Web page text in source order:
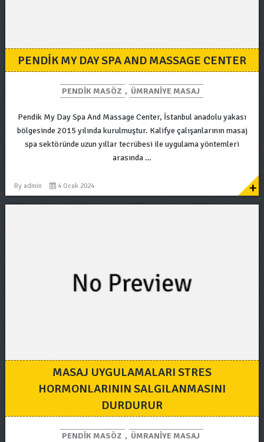
PENDIK MY DAY SPA AND MASSAGE CENTER
PENDIK MASÖZ , ÜMRANIYE MASAJ
Pendik My Day Spa And Massage Center, İstanbul anadolu yakası
bölgesinde 2015 yılında kurulmuştur. Kalifye çalışanlarının masaj
spa sektöründe uzun yıllar tecrübesi ile uygulama yöntemleri
arasında …
By admin 4 Ocak 2024 +
MASAJ UYGULAMALARI STRES
HORMONLARININ SALGILANMASINI
DURDURUR
PENDIK MASÖZ , ÜMRANIYE MASAJ